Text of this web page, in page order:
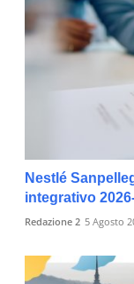
Nestlé
integrativo
Redazione 2 5 Agosto